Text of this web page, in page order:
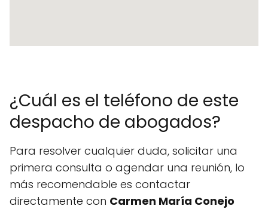
¿Cuál es el teléfono de este
despacho de abogados?
Para resolver cualquier duda, solicitar una
primera consulta o agendar una reunión, lo
más recomendable es contactar
directamente con Carmen María Conejo